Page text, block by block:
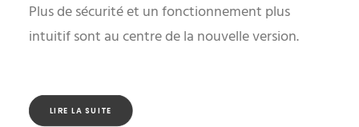
Plus de sécurité et un fonctionnement plus
intuitif sont au centre de la nouvelle version.
LIRE LA SUITE